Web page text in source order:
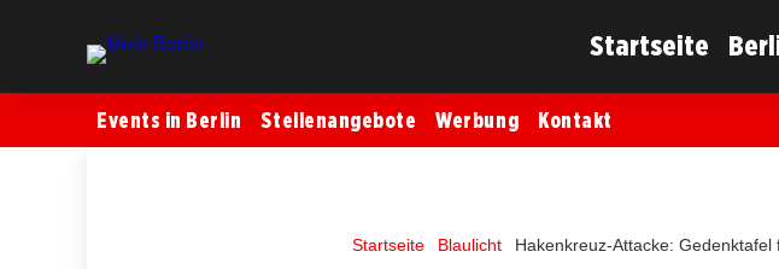
Startseite
Events in Berlin Stellenangebote Werbung Kontakt
Startseite Blaulicht Hakenkreuz-Attacke: